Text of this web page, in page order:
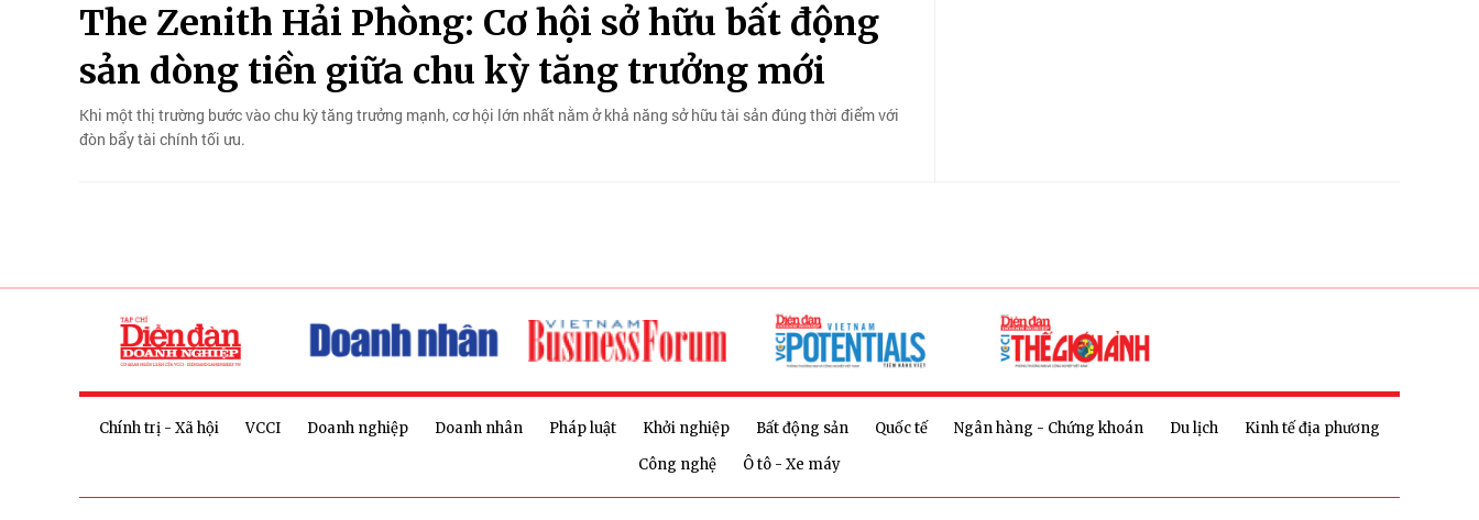
The Zenith Hải Phòng: Cơ hội sở hữu bất động
sản dòng tiền giữa chu kỳ tăng trưởng mới
Khi một thị trường bước vào chu kỳ tăng trưởng mạnh, cơ hội lớn nhất nằm ở khả năng sở hữu tài sản đúng thời điểm với
đòn bẩy tài chính tối ưu.
Chính trị - Xã hội VCCI Doanh nghiệp Doanh nhân Pháp luật Khởi nghiệp Bất động sản Quốc tế Ngân hàng - Chứng khoán Du lịch
Kinh tế địa phương
Công nghệ
Ô tô - Xe máy